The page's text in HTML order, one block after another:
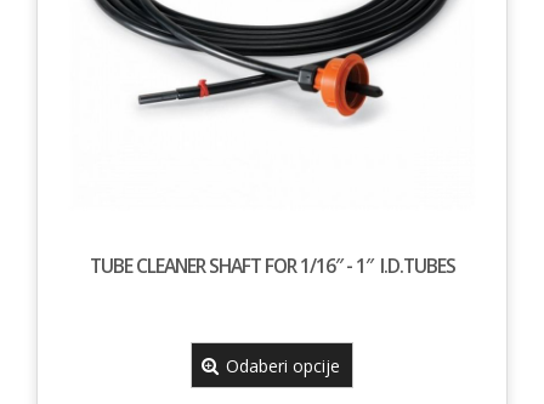
TUBE CLEANER SHAFT FOR 1/16″ - 1″ I.D.TUBES
Odaberi opcije